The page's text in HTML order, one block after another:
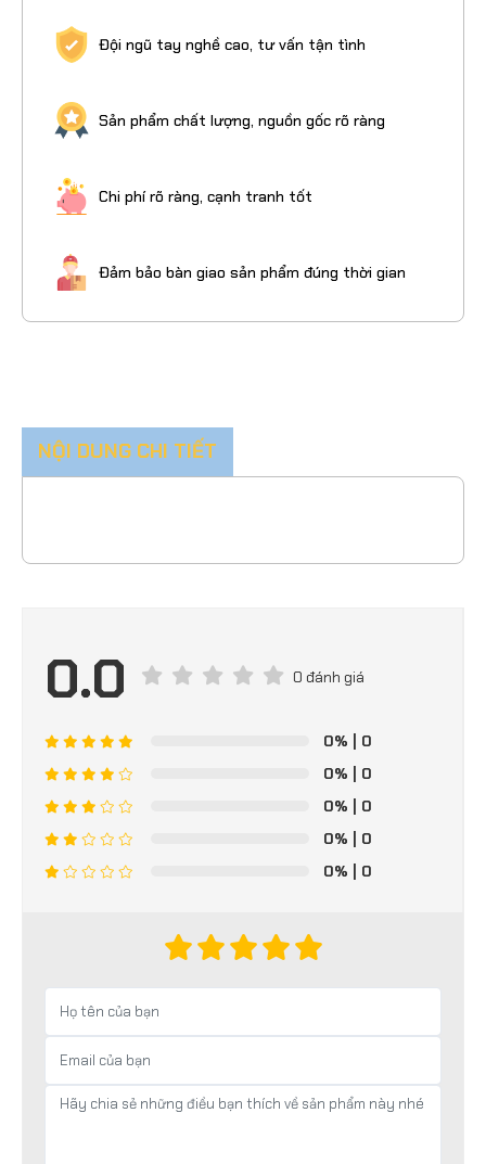
Đội ngũ tay nghề cao, tư vấn tận tình
Sản phẩm chất lượng, nguồn gốc rõ ràng
Chi phí rõ ràng, cạnh tranh tốt
Đảm bảo bàn giao sản phẩm đúng thời gian
NỘI DUNG CHI TIẾT
0.0 0 đánh giá
0% | 0
0% | 0
0% | 0
0% | 0
0% | 0